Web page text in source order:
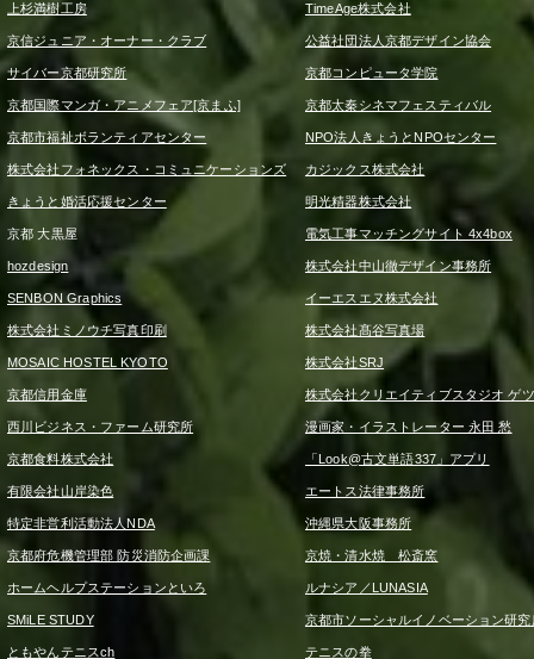
上杉満樹工房 TimeAge株式会社
京信ジュニア・オーナー・クラブ 公益社団法人京都デザイン協会
サイバー京都研究所 京都コンピュータ学院
京都国際マンガ・アニメフェア[京まふ] 京都太秦シネマフェスティバル
京都市福祉ボランティアセンター NPO法人きょうとNPOセンター
株式会社フォネックス・コミュニケーションズ カジックス株式会社
きょうと婚活応援センター 明光精器株式会社
京都 大黒屋 電気工事マッチングサイト 4x4box
hozdesign 株式会社中山徹デザイン事務所
SENBON Graphics イーエスエヌ株式会社
株式会社ミノウチ写真印刷 株式会社髙谷写真場
MOSAIC HOSTEL KYOTO 株式会社SRJ
京都信用金庫 株式会社クリエイティブスタジオ ゲ
西川ビジネス・ファーム研究所 漫画家・イラストレーター 永田 愁
京都食料株式会社 「Look@古文単語337」アプリ
有限会社山岸染色 エートス法律事務所
特定非営利活動法人NDA 沖縄県大阪事務所
京都府危機管理部 防災消防企画課 京焼・清水焼 松斎窯
ホームヘルプステーションといろ ルナシア／LUNASIA
SMiLE STUDY 京都市ソーシャルイノベーション研究
ともやんテニスch テニスの拳